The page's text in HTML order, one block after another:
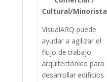
Cultural/Minorista
VisualARQ puede
ayudar a agilizar el
flujo de trabajo
arquitectónico para
desarrollar edificios